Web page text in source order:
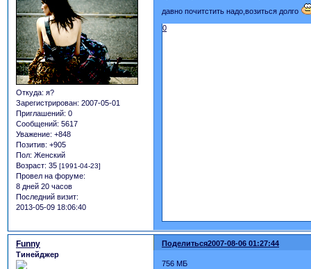
Откуда: я?
Зарегистрирован: 2007-05-01
Приглашений: 0
Сообщений: 5617
Уважение: +848
Позитив: +905
Пол: Женский
Возраст: 35 [1991-04-23]
Провел на форуме:
8 дней 20 часов
Последний визит:
2013-05-09 18:06:40
давно почитстить надо,возиться долго
0
Поделиться2007-08-06 01:27:44
Funny
Тинейджер
756 МБ